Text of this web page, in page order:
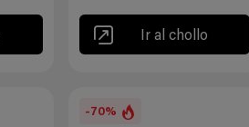
Ir al chollo
-70%